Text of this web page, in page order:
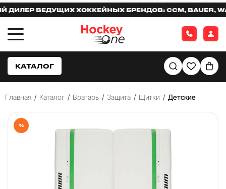
ВЕДУЩИХ ХОККЕЙНЫХ БРЕНДОВ: CCM, BAUER,
КАТАЛОГ
Главная / Каталог / Вратарь / Защита / Щитки / Детские
%